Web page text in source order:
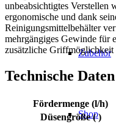
Zubehör
Shop
unbeabsichtigtes Verstellen
ergonomische und dank
Reinigungsmittelbehälter
mehrgängiges Gewinde für
zusätzliche Griffmöglichkeit
Technische Daten
Fördermenge (l/h)
Düsengröße ( )